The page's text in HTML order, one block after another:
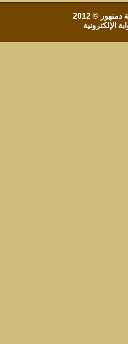
دمنهور © 2012